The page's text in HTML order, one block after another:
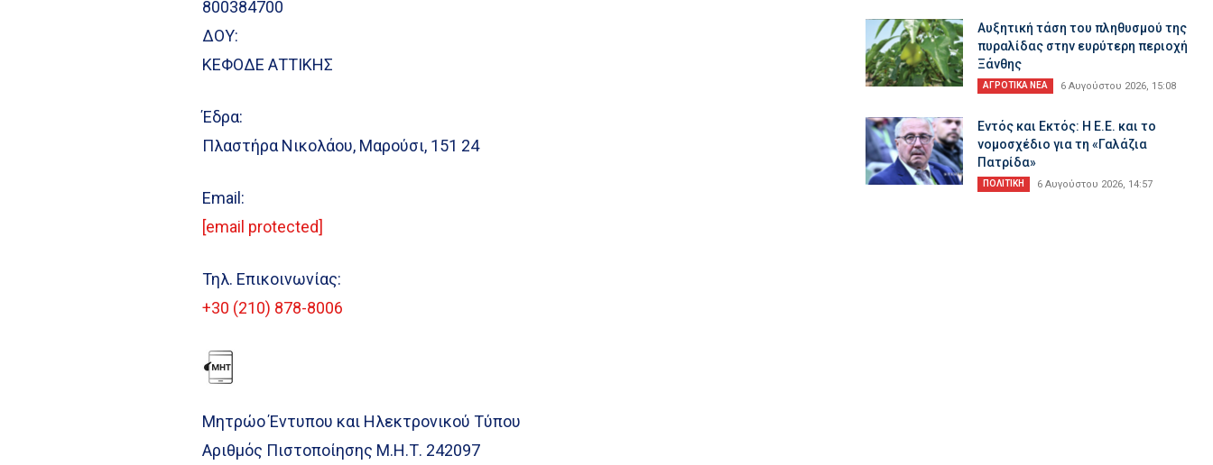
800384700
ΔΟΥ:
ΚΕΦΟΔΕ ΑΤΤΙΚΗΣ
Έδρα:
Πλαστήρα Νικολάου, Μαρούσι, 151 24
Email:
[email protected]
Τηλ. Επικοινωνίας:
+30 (210) 878-8006
Μητρώο Έντυπου και Ηλεκτρονικού Τύπου
Αριθμός Πιστοποίησης Μ.Η.Τ. 242097
Αυξητική τάση του πληθυσμού της
πυραλίδας στην ευρύτερη περιοχή
Ξάνθης
ΑΓΡΟΤΙΚΑ ΝΕΑ 6 Αυγούστου 2026, 15:08
Εντός και Εκτός: Η Ε.Ε. και το
νομοσχέδιο για τη «Γαλάζια
Πατρίδα»
ΠΟΛΙΤΙΚΗ 6 Αυγούστου 2026, 14:57